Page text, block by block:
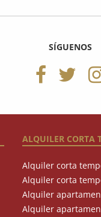
SÍGUENOS
ALQUILER CORTA
Alquiler corta
Alquiler corta
Alquiler
Alquiler